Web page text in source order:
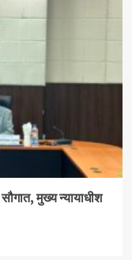
मुख्य न्यायाधीश